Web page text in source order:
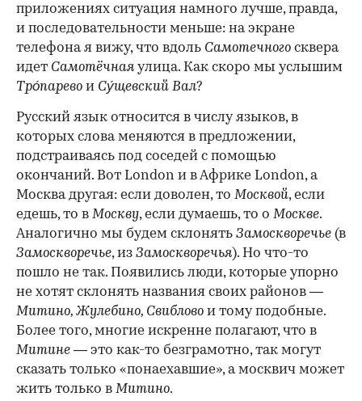
приложениях ситуация намного лучше, правда,
и последовательности меньше: на экране
телефона я вижу, что вдоль Самотечного сквера
идет Самотёчная улица. Как скоро мы услышим
Тро́парево и Су́щевский Вал?
Русский язык относится в числу языков, в
которых слова меняются в предложении,
подстраиваясь под соседей с помощью
окончаний. Вот London и в Африке London, а
Москва другая: если доволен, то Москвой, если
едешь, то в Москву, если думаешь, то о Москве.
Аналогично мы будем склонять Замоскворечье (в
Замоскворечье, из Замоскворечья). Но что-то
пошло не так. Появились люди, которые упорно
не хотят склонять названия своих районов —
Митино, Жулебино, Свиблово и тому подобные.
Более того, многие искренне полагают, что в
Митине — это как-то безграмотно, так могут
сказать только «понаехавшие», а москвич может
жить только в Митино.